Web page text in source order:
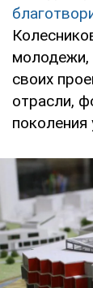
молодежи,
своих
отрасли,
поколения